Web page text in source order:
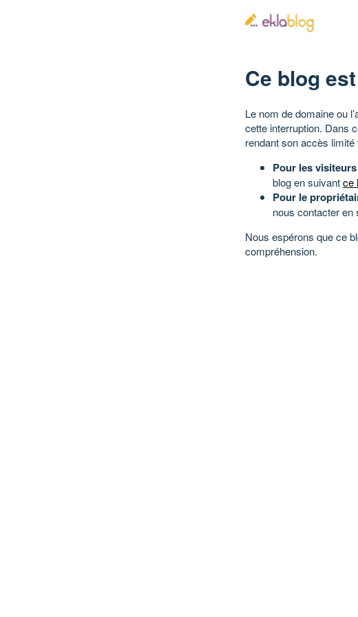
Ce blog
Le nom de domaine ou
cette interruption. Dans
rendant son accès limité
Pour les visiteurs
blog en suivantce
Pour le
nous contacter en
Nous espérons que ce
compréhension.